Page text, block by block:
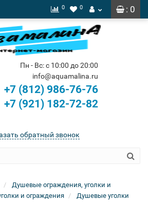
: 0
0 0
Пн - Вс: с 10:00 до 20:00
info@aquamalina.ru
+7 (812) 986-76-76
+7 (921) 182-72-82
обратный звонок
Душевые ограждения, уголки и
и ограждения
Душевые уголки